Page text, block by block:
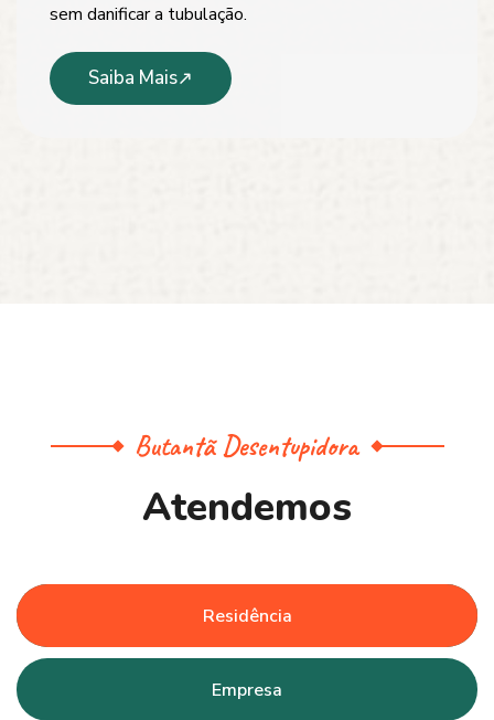
sem danificar a tubulação.
Saiba Mais
Butantã Desentupidora
Atendemos
Residência
Empresa